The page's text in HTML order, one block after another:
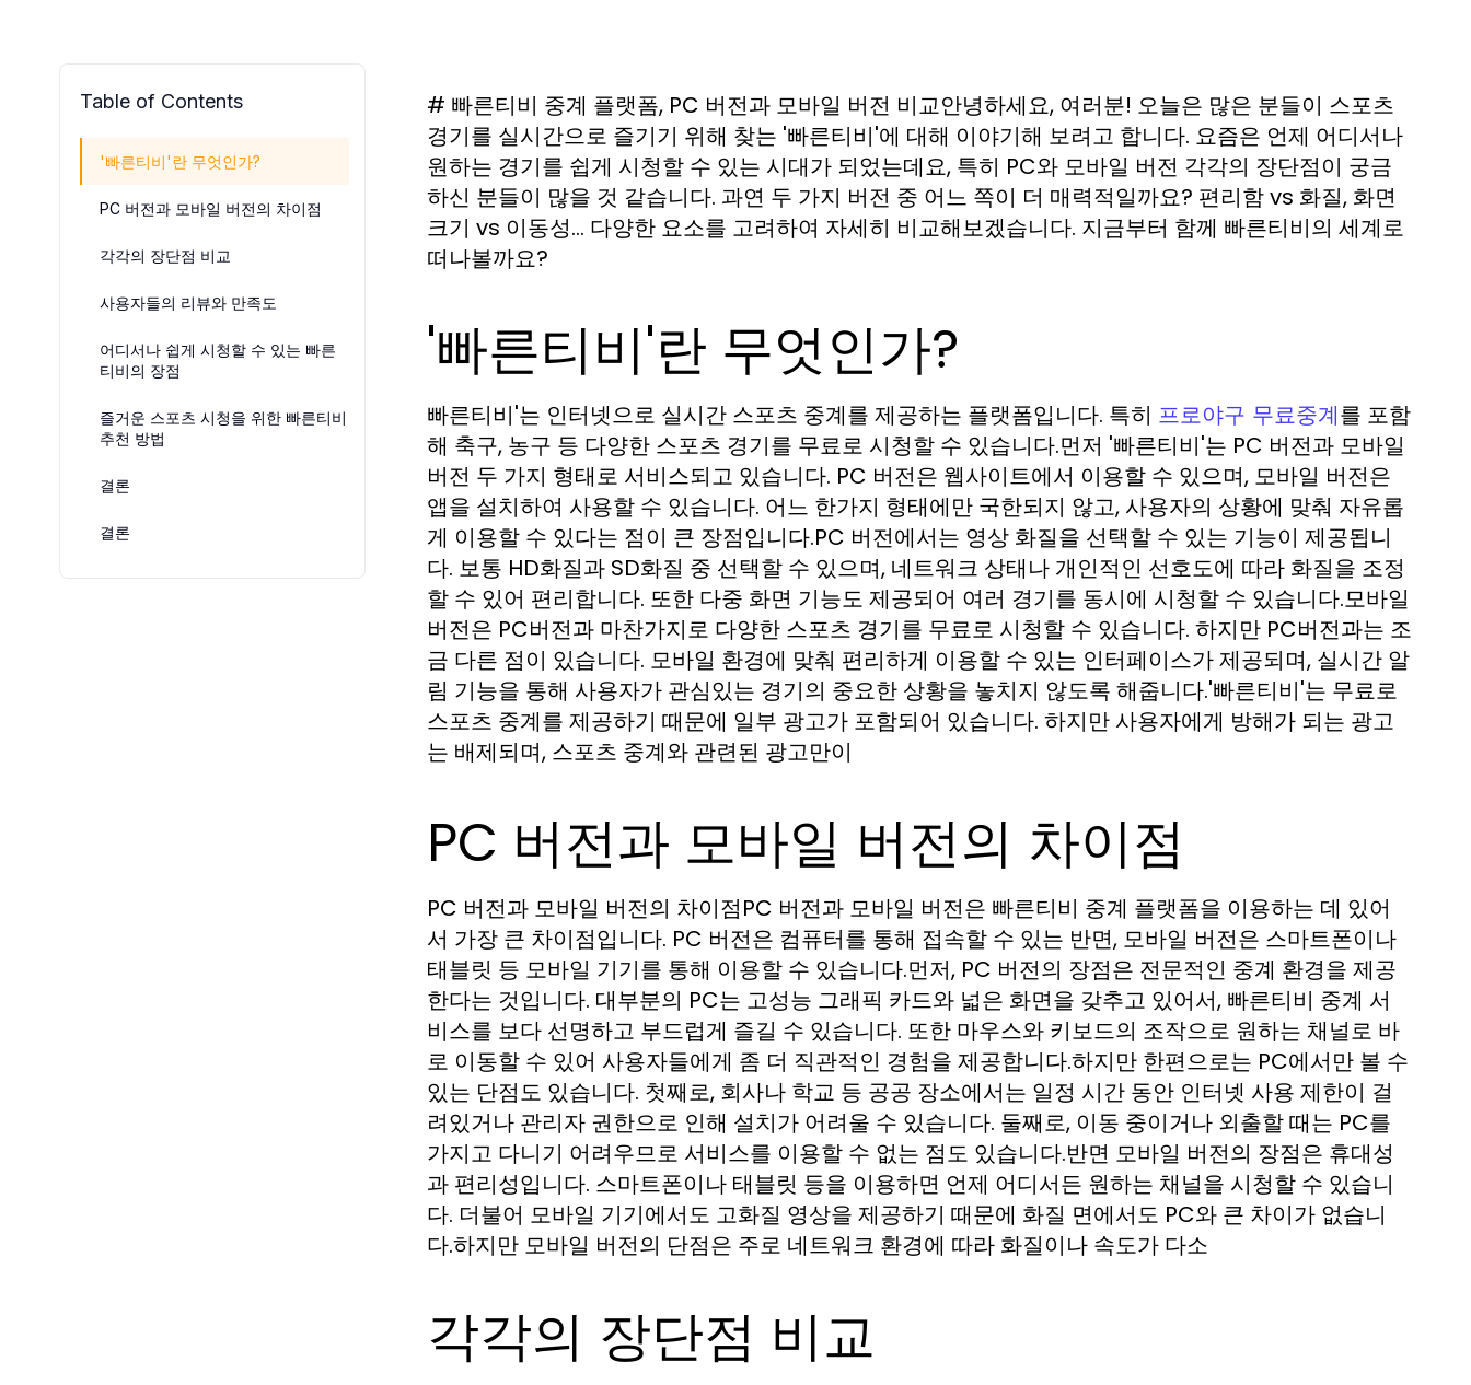
Table of Contents
'빠른티비'란 무엇인가?
PC 버전과 모바일 버전의 차이점
각각의 장단점 비교
사용자들의 리뷰와 만족도
어디서나 쉽게 시청할 수 있는 빠른
티비의 장점
즐거운 스포츠 시청을 위한 빠른티비
추천 방법
결론
결론
# 빠른티비 중계 플랫폼, PC 버전과 모바일 버전 비교안녕하세요, 여러분! 오늘은 많은 분들이 스포츠
경기를 실시간으로 즐기기 위해 찾는 '빠른티비'에 대해 이야기해 보려고 합니다. 요즘은 언제 어디서나
원하는 경기를 쉽게 시청할 수 있는 시대가 되었는데요, 특히 PC와 모바일 버전 각각의 장단점이 궁금
하신 분들이 많을 것 같습니다. 과연 두 가지 버전 중 어느 쪽이 더 매력적일까요? 편리함 vs 화질, 화면
크기 vs 이동성… 다양한 요소를 고려하여 자세히 비교해보겠습니다. 지금부터 함께 빠른티비의 세계로
떠나볼까요?
'빠른티비'란 무엇인가?
빠른티비'는 인터넷으로 실시간 스포츠 중계를 제공하는 플랫폼입니다. 특히 프로야구 무료중계를 포함
해 축구, 농구 등 다양한 스포츠 경기를 무료로 시청할 수 있습니다.먼저 '빠른티비'는 PC 버전과 모바일
버전 두 가지 형태로 서비스되고 있습니다. PC 버전은 웹사이트에서 이용할 수 있으며, 모바일 버전은
앱을 설치하여 사용할 수 있습니다. 어느 한가지 형태에만 국한되지 않고, 사용자의 상황에 맞춰 자유롭
게 이용할 수 있다는 점이 큰 장점입니다.PC 버전에서는 영상 화질을 선택할 수 있는 기능이 제공됩니
다. 보통 HD화질과 SD화질 중 선택할 수 있으며, 네트워크 상태나 개인적인 선호도에 따라 화질을 조정
할 수 있어 편리합니다. 또한 다중 화면 기능도 제공되어 여러 경기를 동시에 시청할 수 있습니다.모바일
버전은 PC버전과 마찬가지로 다양한 스포츠 경기를 무료로 시청할 수 있습니다. 하지만 PC버전과는 조
금 다른 점이 있습니다. 모바일 환경에 맞춰 편리하게 이용할 수 있는 인터페이스가 제공되며, 실시간 알
림 기능을 통해 사용자가 관심있는 경기의 중요한 상황을 놓치지 않도록 해줍니다.'빠른티비'는 무료로
스포츠 중계를 제공하기 때문에 일부 광고가 포함되어 있습니다. 하지만 사용자에게 방해가 되는 광고
는 배제되며, 스포츠 중계와 관련된 광고만이
PC 버전과 모바일 버전의 차이점
PC 버전과 모바일 버전의 차이점PC 버전과 모바일 버전은 빠른티비 중계 플랫폼을 이용하는 데 있어
서 가장 큰 차이점입니다. PC 버전은 컴퓨터를 통해 접속할 수 있는 반면, 모바일 버전은 스마트폰이나
태블릿 등 모바일 기기를 통해 이용할 수 있습니다.먼저, PC 버전의 장점은 전문적인 중계 환경을 제공
한다는 것입니다. 대부분의 PC는 고성능 그래픽 카드와 넓은 화면을 갖추고 있어서, 빠른티비 중계 서
비스를 보다 선명하고 부드럽게 즐길 수 있습니다. 또한 마우스와 키보드의 조작으로 원하는 채널로 바
로 이동할 수 있어 사용자들에게 좀 더 직관적인 경험을 제공합니다.하지만 한편으로는 PC에서만 볼 수
있는 단점도 있습니다. 첫째로, 회사나 학교 등 공공 장소에서는 일정 시간 동안 인터넷 사용 제한이 걸
려있거나 관리자 권한으로 인해 설치가 어려울 수 있습니다. 둘째로, 이동 중이거나 외출할 때는 PC를
가지고 다니기 어려우므로 서비스를 이용할 수 없는 점도 있습니다.반면 모바일 버전의 장점은 휴대성
과 편리성입니다. 스마트폰이나 태블릿 등을 이용하면 언제 어디서든 원하는 채널을 시청할 수 있습니
다. 더불어 모바일 기기에서도 고화질 영상을 제공하기 때문에 화질 면에서도 PC와 큰 차이가 없습니
다.하지만 모바일 버전의 단점은 주로 네트워크 환경에 따라 화질이나 속도가 다소
각각의 장단점 비교